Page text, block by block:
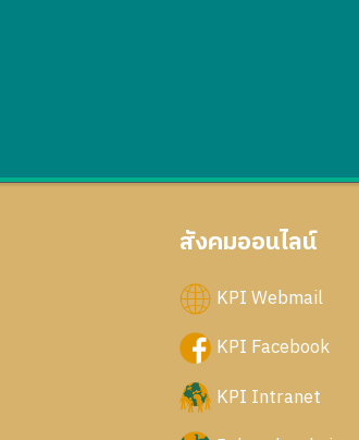
สังคมออนไลน์
KPI Webmail
KPI Facebook
KPI Intranet